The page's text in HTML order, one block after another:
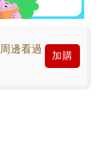
邊看過
加購